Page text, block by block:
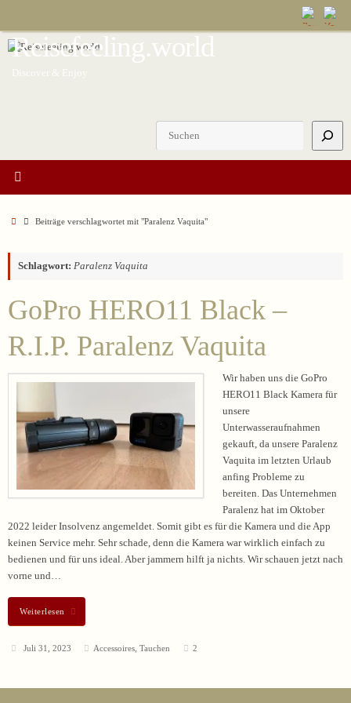
springen
Reisefeeling.world
Discover & Enjoy
StartBeiträge verschlagwortet mit "Paralenz Vaquita"
Schlagwort: Paralenz Vaquita
GoPro HERO11 Black –
R.I.P. Paralenz Vaquita
Wir haben uns die GoPro
HERO11 Black Kamera für
unsere
Unterwasseraufnahmen
gekauft, da unsere Paralenz
Vaquita im letzten Urlaub
anfing Probleme zu
bereiten. Das Unternehmen
Paralenz hat im Oktober
2022 leider Insolvenz angemeldet. Somit gibt es für die Kamera und die App
keinen Service mehr. Sehr schade, denn die Kamera war wirklich einfach zu
bedienen und für uns ideal. Aber jammern hilft ja nichts. Wir schauen jetzt nach
vorne und…
Weiterlesen
Juli 31, 2023 Accessoires ,Tauchen 2